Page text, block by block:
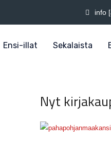
info
Ensi-illat Sekalaista
Nyt